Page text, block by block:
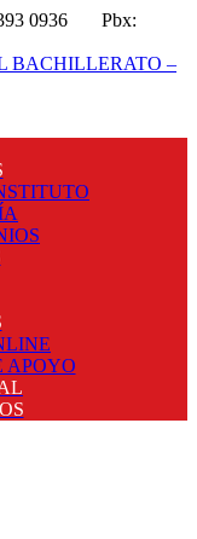
393 0936 Pbx:
APOYO